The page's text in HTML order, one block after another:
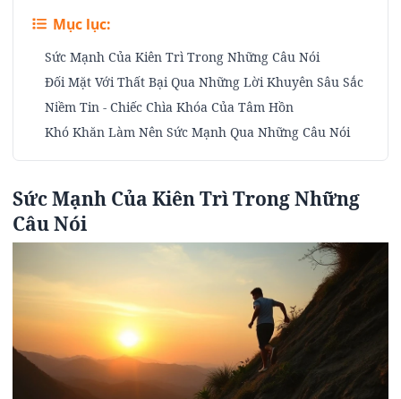
Mục lục:
Sức Mạnh Của Kiên Trì Trong Những Câu Nói
Đối Mặt Với Thất Bại Qua Những Lời Khuyên Sâu Sắc
Niềm Tin - Chiếc Chìa Khóa Của Tâm Hồn
Khó Khăn Làm Nên Sức Mạnh Qua Những Câu Nói
Sức Mạnh Của Kiên Trì Trong Những
Câu Nói